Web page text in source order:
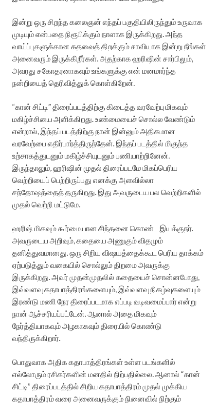
இன்று ஒரு சிறந்த கலைஞன் எந்தப் பகுதியிலிருந்தும் உருவாக
முடியும் என்பதை நிரூபிக்கும் நாளாக இருக்கிறது. அந்த
வாய்ப்புகளுக்கான கதவைத் திறக்கும் சாவியாக இன்று நீங்கள்
அனைவரும் இருக்கிறீர்கள். அதற்காக ஹரிஷின் சார்பிலும்,
அவரது சகோதரனாகவும் உங்களுக்கு என் மனமார்ந்த
நன்றியைத் தெரிவித்துக் கொள்கிறேன்.
“கான் சிட்டி” திரைப்படத்திற்கு கிடைத்த வரவேற்பு மிகவும்
மகிழ்ச்சியை அளிக்கிறது. உண்மையைச் சொல்ல வேண்டும்
என்றால், இந்தப் படத்திற்கு நான் இன்னும் அதிகமான
வரவேற்பை எதிர்பார்த்திருந்தேன். இந்தப் படத்தில் மிகுந்த
உற்சாகத்துடனும் மகிழ்ச்சியுடனும் பணியாற்றினேன்.
இருந்தாலும், ஹரிஷின் முதல் திரைப்படமே மிகப்பெரிய
வெற்றியைப் பெற்றிருப்பது எனக்கு அளவில்லா
சந்தோஷத்தைத் தருகிறது. இது அவருடைய பல வெற்றிகளில்
முதல் வெற்றி மட்டுமே.
ஹரிஷ் மிகவும் கூர்மையான சிந்தனை கொண்ட இயக்குநர்.
அவருடைய அறிவும், கதையை அணுகும் விதமும்
தனித்துவமானது. ஒரு சிறிய விஷயத்தைக்கூட பெரிய தாக்கம்
ஏற்படுத்தும் வகையில் சொல்லும் திறமை அவருக்கு
இருக்கிறது. அவர் முதன்முதலில் கதையைச் சொன்னபோது,
இவ்வளவு கதாபாத்திரங்களையும், இவ்வளவு நிகழ்வுகளையும்
இரண்டு மணி நேர திரைப்படமாக எப்படி வடிவமைப்பார் என்று
நான் ஆச்சரியப்பட்டேன். ஆனால் அதை மிகவும்
நேர்த்தியாகவும் அழகாகவும் திரையில் கொண்டு
வந்திருக்கிறார்.
பொதுவாக அதிக கதாபாத்திரங்கள் உள்ள படங்களில்
எல்லோரும் ரசிகர்களின் மனதில் நிற்பதில்லை. ஆனால் “கான்
சிட்டி” திரைப்படத்தில் சிறிய கதாபாத்திரம் முதல் முக்கிய
கதாபாத்திரம் வரை அனைவருக்கும் நினைவில் நிற்கும்